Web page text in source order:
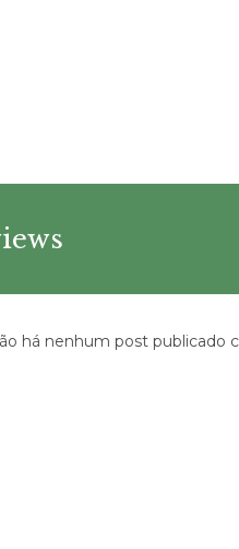
há nenhum post publicado